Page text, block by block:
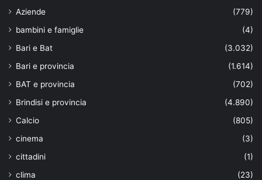
Aziende
(779)
bambini e famiglie
(4)
Bari e Bat
(3.032)
Bari e provincia
(1.614)
BAT e provincia
(702)
Brindisi e provincia
(4.890)
Calcio
(805)
cinema
(3)
cittadini
(1)
clima
(23)